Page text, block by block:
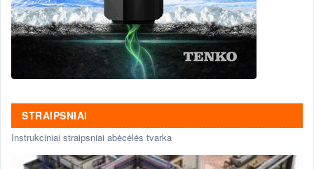
STRAIPSNIAI
Instrukciniai straipsniai abėcėlės tvarka